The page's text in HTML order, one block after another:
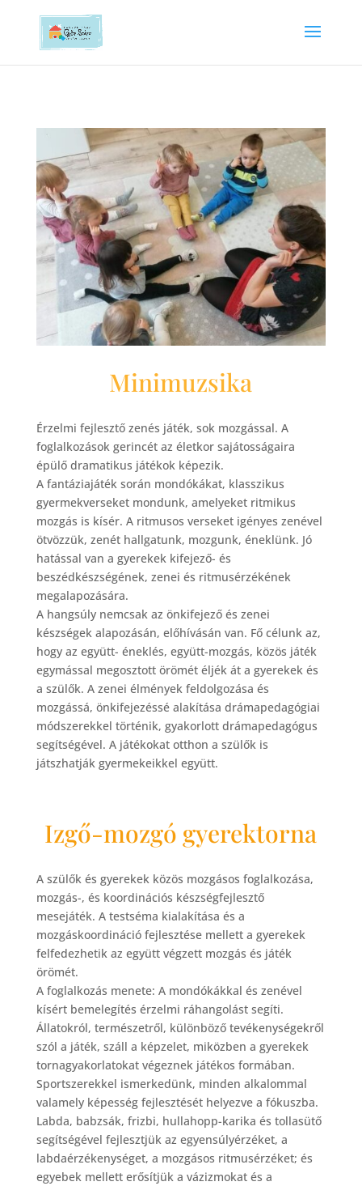
Minimuzsika
Érzelmi fejlesztő zenés játék, sok mozgással. A
foglalkozások gerincét az életkor sajátosságaira
épülő dramatikus játékok képezik.
A fantáziajáték során mondókákat, klasszikus
gyermekverseket mondunk, amelyeket ritmikus
mozgás is kísér. A ritmusos verseket igényes zenével
ötvözzük, zenét hallgatunk, mozgunk, éneklünk. Jó
hatással van a gyerekek kifejező- és
beszédkészségének, zenei és ritmusérzékének
megalapozására.
A hangsúly nemcsak az önkifejező és zenei
készségek alapozásán, előhívásán van. Fő célunk az,
hogy az együtt- éneklés, együtt-mozgás, közös játék
egymással megosztott örömét éljék át a gyerekek és
a szülők. A zenei élmények feldolgozása és
mozgássá, önkifejezéssé alakítása drámapedagógiai
módszerekkel történik, gyakorlott drámapedagógus
segítségével. A játékokat otthon a szülők is
játszhatják gyermekeikkel együtt.
Izgő-mozgó gyerektorna
A szülők és gyerekek közös mozgásos foglalkozása,
mozgás-, és koordinációs készségfejlesztő
mesejáték. A testséma kialakítása és a
mozgáskoordináció fejlesztése mellett a gyerekek
felfedezhetik az együtt végzett mozgás és játék
örömét.
A foglalkozás menete: A mondókákkal és zenével
kísért bemelegítés érzelmi ráhangolást segíti.
Állatokról, természetről, különböző tevékenységekről
szól a játék, száll a képzelet, miközben a gyerekek
tornagyakorlatokat végeznek játékos formában.
Sportszerekkel ismerkedünk, minden alkalommal
valamely képesség fejlesztését helyezve a fókuszba.
Labda, babzsák, frizbi, hullahopp-karika és tollasütő
segítségével fejlesztjük az egyensúlyérzéket, a
labdaérzékenységet, a mozgásos ritmusérzéket; és
egyebek mellett erősítjük a vázizmokat és a